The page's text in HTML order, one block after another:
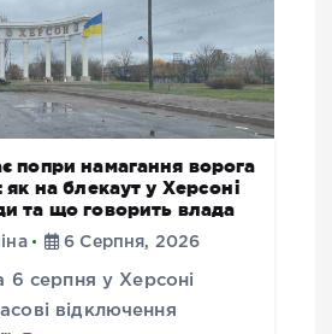
попри намагання ворога
як на блекаут у Херсоні
та що говорить влада
6 Серпня, 2026
6 серпня у Херсоні
відключення